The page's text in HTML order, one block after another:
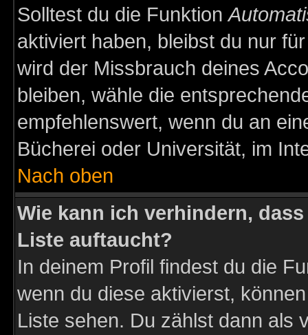
Solltest du die Funktion
aktiviert haben, bleibst du nur
wird der Missbrauch deines
bleiben, wähle die
empfehlenswert, wenn du an
Bücherei oder Universität, im
Nach oben
Wie kann ich verhindern,
Liste auftaucht?
In deinem Profil findest du die
wenn du diese aktivierst,
Liste sehen. Du zählst dann als